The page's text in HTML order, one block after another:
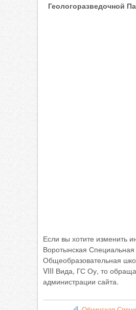
Геологоразведочной
Если вы хотите изменить
Воротынская Специальная
Общеобразовательная
VIII Вида, ГС Оу, то
администрации сайта.